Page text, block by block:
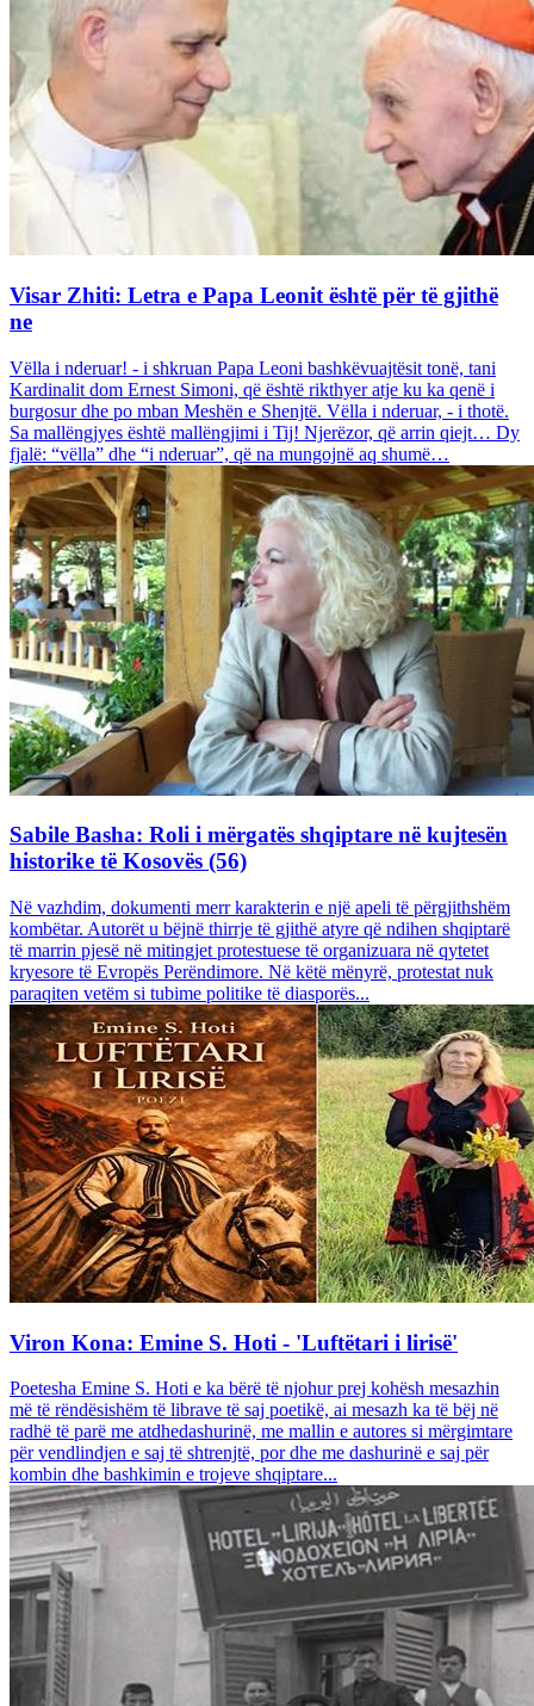
Visar Zhiti: Letra e Papa Leonit është për të gjithë
ne
Vëlla i nderuar! - i shkruan Papa Leoni bashkëvuajtësit tonë, tani
Kardinalit dom Ernest Simoni, që është rikthyer atje ku ka qenë i
burgosur dhe po mban Meshën e Shenjtë. Vëlla i nderuar, - i thotë.
Sa mallëngjyes është mallëngjimi i Tij! Njerëzor, që arrin qiejt… Dy
fjalë: “vëlla” dhe “i nderuar”, që na mungojnë aq shumë…
Sabile Basha: Roli i mërgatës shqiptare në kujtesën
historike të Kosovës (56)
Në vazhdim, dokumenti merr karakterin e një apeli të përgjithshëm
kombëtar. Autorët u bëjnë thirrje të gjithë atyre që ndihen shqiptarë
të marrin pjesë në mitingjet protestuese të organizuara në qytetet
kryesore të Evropës Perëndimore. Në këtë mënyrë, protestat nuk
paraqiten vetëm si tubime politike të diasporës...
Viron Kona: Emine S. Hoti - 'Luftëtari i lirisë'
Poetesha Emine S. Hoti e ka bërë të njohur prej kohësh mesazhin
më të rëndësishëm të librave të saj poetikë, ai mesazh ka të bëj në
radhë të parë me atdhedashurinë, me mallin e autores si mërgimtare
për vendlindjen e saj të shtrenjtë, por dhe me dashurinë e saj për
kombin dhe bashkimin e trojeve shqiptare...